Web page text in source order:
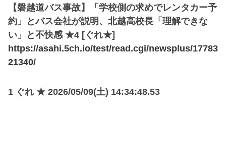
【磐越道バス事故】「学校側の求めでレンタカー予
約」とバス会社が説明、北越高校長「理解できな
い」と不快感 ★4 [ぐれ★]
https://asahi.5ch.io/test/read.cgi/newsplus/17783
21340/
1 ぐれ ★ 2026/05/09(土) 14:34:48.53